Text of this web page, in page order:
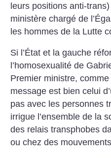
leurs positions anti-
ministère chargé de
les hommes de la Lutte
Si l’État et la gauche
l’homosexualité de
Premier ministre,
message est bien celui
pas avec les personnes
irrigue l’ensemble de la
des relais transphobes
ou chez des